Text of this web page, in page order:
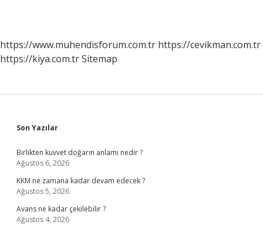
https://www.muhendisforum.com.tr https://cevikman.com.tr
https://kiya.com.trSitemap
Sidebar
Son Yazılar
Birlikten kuvvet doğarın anlamı nedir ?
Ağustos 6, 2026
KKM ne zamana kadar devam edecek ?
Ağustos 5, 2026
Avans ne kadar çekilebilir ?
Ağustos 4, 2026